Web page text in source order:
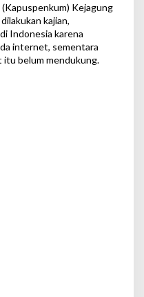
Kejagung
kajian,
Indonesia karena
internet, sementara
belum mendukung.